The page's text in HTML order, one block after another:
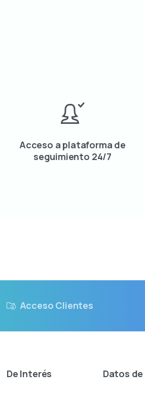
Acceso a plataforma de
seguimiento 24/7
Acceso Clientes
De Interés Datos de